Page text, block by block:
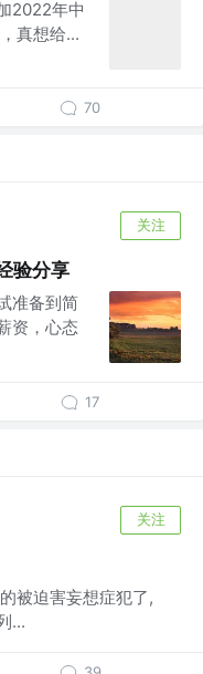
2022年中
真想给...
70
关注
验分享
准备到简
资，心态
17
关注
被迫害妄想症犯了,
...